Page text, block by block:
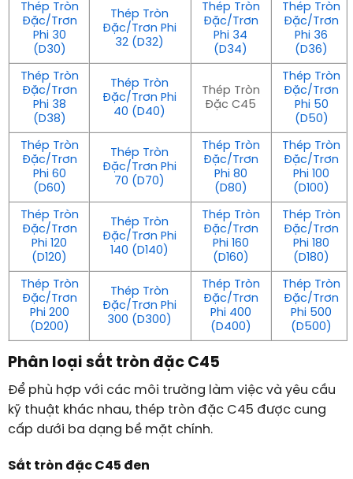
Thép Tròn
Đặc/Trơn
Phi 30
(D30)
Thép Tròn
Đặc/Trơn Phi
32 (D32)
Thép Tròn
Đặc/Trơn
Phi 34
(D34)
Thép Tròn
Đặc/Trơn
Phi 36
(D36)
Thép Tròn
Đặc/Trơn
Phi 38
(D38)
Thép Tròn
Đặc/Trơn Phi
40 (D40)
Thép Tròn
Đặc C45
Thép Tròn
Đặc/Trơn
Phi 50
(D50)
Thép Tròn
Đặc/Trơn
Phi 60
(D60)
Thép Tròn
Đặc/Trơn Phi
70 (D70)
Thép Tròn
Đặc/Trơn
Phi 80
(D80)
Thép Tròn
Đặc/Trơn
Phi 100
(D100)
Thép Tròn
Đặc/Trơn
Phi 120
(D120)
Thép Tròn
Đặc/Trơn Phi
140 (D140)
Thép Tròn
Đặc/Trơn
Phi 160
(D160)
Thép Tròn
Đặc/Trơn
Phi 180
(D180)
Thép Tròn
Đặc/Trơn
Phi 200
(D200)
Thép Tròn
Đặc/Trơn Phi
300 (D300)
Thép Tròn
Đặc/Trơn
Phi 400
(D400)
Thép Tròn
Đặc/Trơn
Phi 500
(D500)
Phân loại sắt tròn đặc C45
Để phù hợp với các môi trường làm việc và yêu cầu
kỹ thuật khác nhau, thép tròn đặc C45 được cung
cấp dưới ba dạng bề mặt chính.
Sắt tròn đặc C45 đen